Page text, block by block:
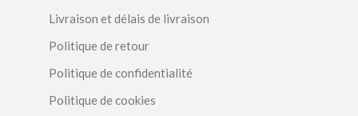
Livraison et délais de livraison
Politique de retour
Politique de confidentialité
Politique de cookies